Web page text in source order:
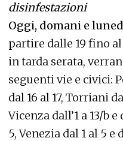
disinfestazioni
Oggi, domani e
partire dalle 19 fino
in tarda serata,
seguenti vie e civici:
dal 16 al 17, Torriani
Vicenza dall’1 a 13/b
5, Venezia dal 1 al 5 e